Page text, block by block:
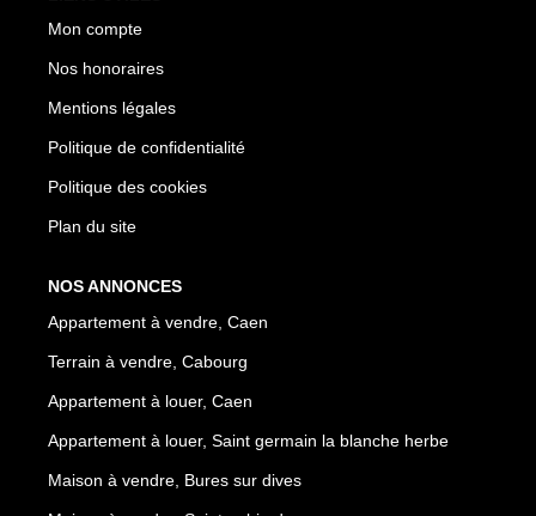
Mon compte
Nos honoraires
Mentions légales
Politique de confidentialité
Politique des cookies
Plan du site
NOS ANNONCES
Appartement à vendre, Caen
Terrain à vendre, Cabourg
Appartement à louer, Caen
Appartement à louer, Saint germain la blanche herbe
Maison à vendre, Bures sur dives